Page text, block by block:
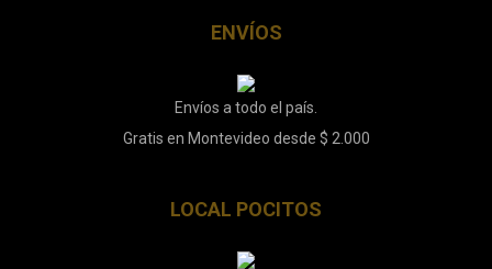
ENVÍOS
Envíos a todo el país.
Gratis en Montevideo desde $ 2.000
LOCAL POCITOS